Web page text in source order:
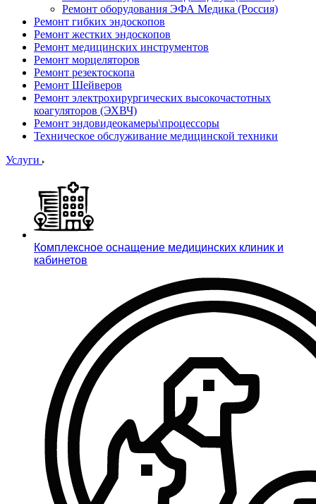
Ремонт оборудования ЭФА Медика (Россия)
Ремонт гибких эндоскопов
Ремонт жестких эндоскопов
Ремонт медицинских инструментов
Ремонт морцеляторов
Ремонт резектоскопа
Ремонт Шейверов
Ремонт электрохирургических высокочастотных
коагуляторов (ЭХВЧ)
Ремонт эндовидеокамеры\процессоры
Техническое обслуживание медицинской техники
Услуги
Комплексное оснащение медицинских клиник и
кабинетов